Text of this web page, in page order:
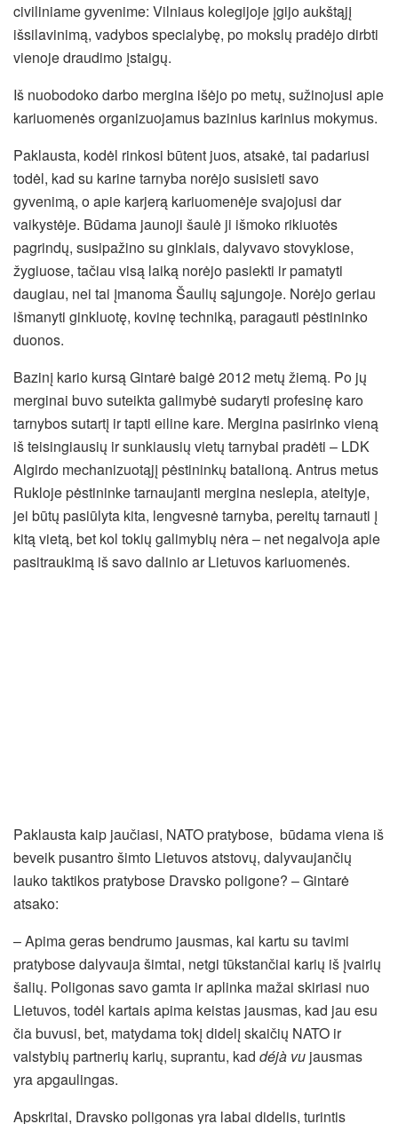
civiliniame gyvenime: Vilniaus kolegijoje įgijo aukštąjį
išsilavinimą, vadybos specialybę, po mokslų pradėjo dirbti
vienoje draudimo įstaigų.
Iš nuobodoko darbo mergina išėjo po metų, sužinojusi apie
kariuomenės organizuojamus bazinius karinius mokymus.
Paklausta, kodėl rinkosi būtent juos, atsakė, tai padariusi
todėl, kad su karine tarnyba norėjo susisieti savo
gyvenimą, o apie karjerą kariuomenėje svajojusi dar
vaikystėje. Būdama jaunoji šaulė ji išmoko rikiuotės
pagrindų, susipažino su ginklais, dalyvavo stovyklose,
žygiuose, tačiau visą laiką norėjo pasiekti ir pamatyti
daugiau, nei tai įmanoma Šaulių sąjungoje. Norėjo geriau
išmanyti ginkluotę, kovinę techniką, paragauti pėstininko
duonos.
Bazinį kario kursą Gintarė baigė 2012 metų žiemą. Po jų
merginai buvo suteikta galimybė sudaryti profesinę karo
tarnybos sutartį ir tapti eiline kare. Mergina pasirinko vieną
iš teisingiausių ir sunkiausių vietų tarnybai pradėti – LDK
Algirdo mechanizuotąjį pėstininkų batalioną. Antrus metus
Rukloje pėstininke tarnaujanti mergina neslepia, ateityje,
jei būtų pasiūlyta kita, lengvesnė tarnyba, pereitų tarnauti į
kitą vietą, bet kol tokių galimybių nėra – net negalvoja apie
pasitraukimą iš savo dalinio ar Lietuvos kariuomenės.
Paklausta kaip jaučiasi, NATO pratybose, būdama viena iš
beveik pusantro šimto Lietuvos atstovų, dalyvaujančių
lauko taktikos pratybose Dravsko poligone? – Gintarė
atsako:
– Apima geras bendrumo jausmas, kai kartu su tavimi
pratybose dalyvauja šimtai, netgi tūkstančiai karių iš įvairių
šalių. Poligonas savo gamta ir aplinka mažai skiriasi nuo
Lietuvos, todėl kartais apima keistas jausmas, kad jau esu
čia buvusi, bet, matydama tokį didelį skaičių NATO ir
valstybių partnerių karių, suprantu, kad déjà vu jausmas
yra apgaulingas.
Apskritai, Dravsko poligonas yra labai didelis, turintis